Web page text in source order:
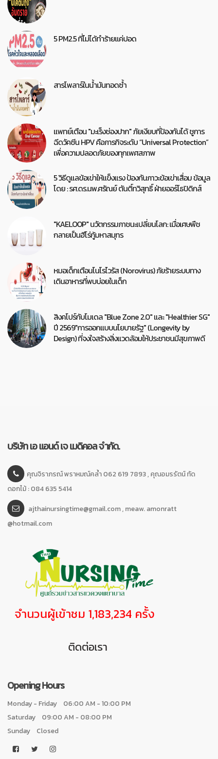
5 PM2.5 ที่ไม่ได้ทำร้ายแค่ปอด
สารโพลาร์ในน้ำมันทอดซ้ำ
แพทย์เตือน "มะเร็งช่องปาก" ภัยเงียบที่ป้องกันได้ ชูการ
ฉีดวัคซีน HPV คือภารกิจระดับ “Universal Protection”
เพื่อความปลอดภัยของทุกเพศสภาพ
5 วิธีดูแลข้อเข่าให้แข็งแรง ป้องกันภาวะข้อเข่าเสื่อม ข้อมูล
โดย : รศ.ดร.นพ.ศรัณย์ ตันติ์ทวิสุทธิ์ ฝ่ายออร์โธปิดิกส์
"KAELOOP" นวัตกรรมภาชนะเปลี่ยนโลก: เมื่อเศษพืช
กลายเป็นฮีโร่กู้มหาสมุทร
หมอเด็กเตือนโนโรไวรัส (Norovirus) ภัยร้ายระบบทาง
เดินอาหารที่พบบ่อยในเด็ก
สิงคโปร์กับโมเดล "Blue Zone 2.0" และ "Healthier SG"
ปี 2569"การออกแบบนโยบายรัฐ" (Longevity by
Design) ที่จงใจสร้างสิ่งแวดล้อมให้ประชาชนมีสุขภาพดี
บริษัท เอ แอนด์ เจ เมดิคอล จำกัด.
คุณจิราภรณ์ พราหมณ์คล้ำ 062 619 7893 , คุณอมรรัตน์ ทัด
ดอกไม้ : 084 635 5414
ajthainursingtime@gmail.com , meaw. amonratt
@hotmail.com
จำนวนผู้เข้าชม 1,183,234 ครั้ง
ติดต่อเรา
Opening Hours
Monday - Friday
06:00 AM - 10:00 PM
Saturday
09:00 AM - 08:00 PM
Sunday
Closed